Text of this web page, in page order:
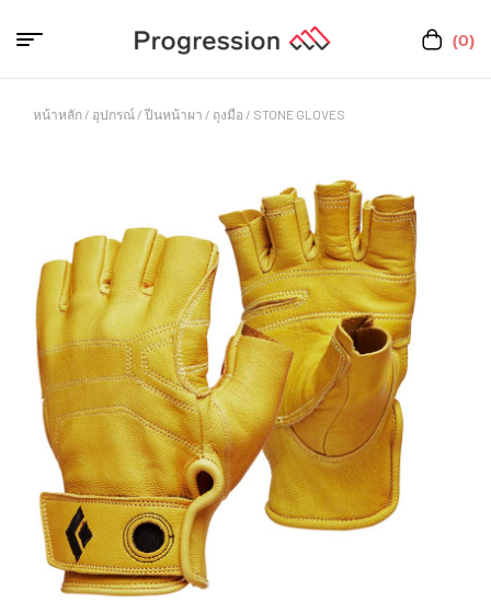
(0)
หน้าหลัก / อุปกรณ์ /ปีนหน้าผา / ถุงมือ / STONE GLOVES